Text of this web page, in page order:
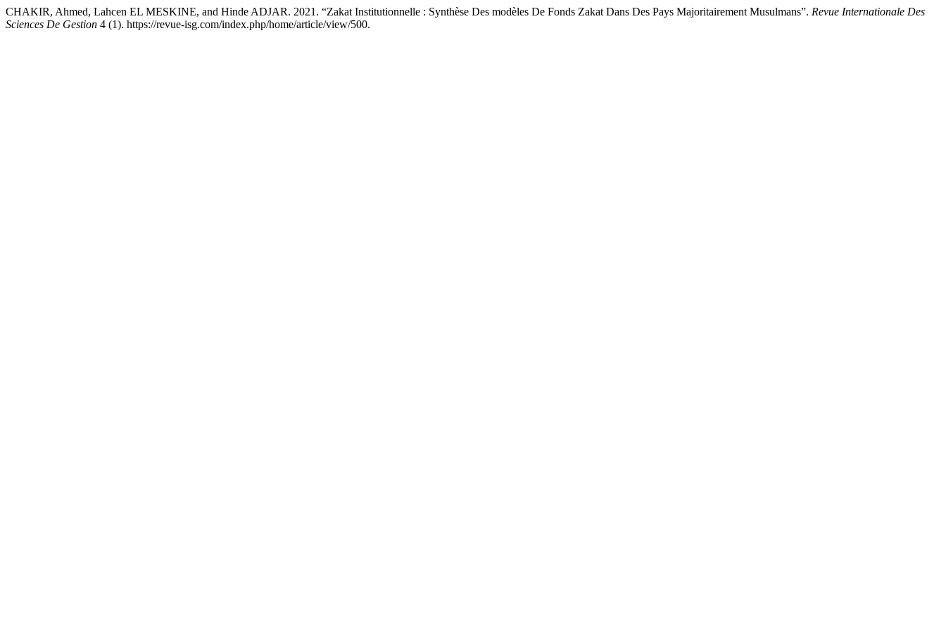
CHAKIR, Ahmed, Lahcen EL MESKINE, and Hinde ADJAR. 2021. “Zakat Institutionnelle : Synthèse Des modèles De Fonds Zakat Dans Des Pays Majoritairement Musulmans”. Revue Internationale Des
Sciences De Gestion 4 (1). https://revue-isg.com/index.php/home/article/view/500.